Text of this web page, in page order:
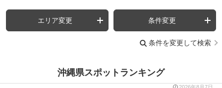
エリア変更 条件変更
条件を変更して検索
沖縄県スポットランキング